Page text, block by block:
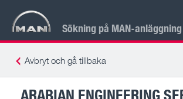
Sökning på MAN-anläggning
Avbryt och gå tillbaka
ARABIAN ENGINEERING